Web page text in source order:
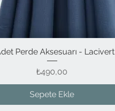
Hızlı Bakış
Perde Aksesuarı - Lacivert
Fiyat
₺490,00
Sepete Ekle